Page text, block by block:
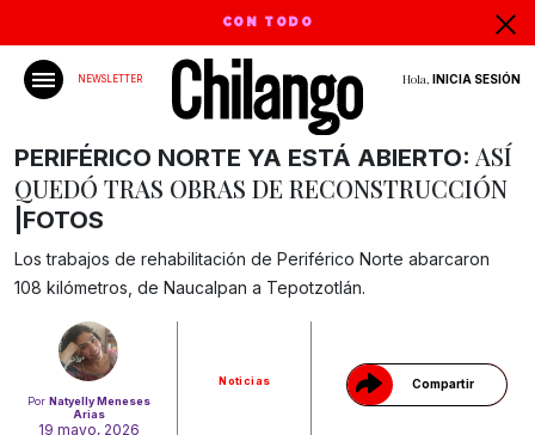
CON TODO
NEWSLETTER Hola, INICIA SESIÓN
Por Natyelly Meneses
Arias
19 mayo, 2026
Noticias Compartir
Gracias!
PERIFÉRICO NORTE YA ESTÁ ABIERTO: ASÍ
QUEDÓ TRAS OBRAS DE RECONSTRUCCIÓN
|FOTOS
Los trabajos de rehabilitación de Periférico Norte abarcaron
108 kilómetros, de Naucalpan a Tepotzotlán.